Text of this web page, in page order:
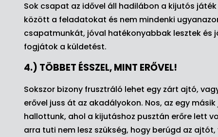
Sok csapat az idővel áll hadilábon a kijutós
között a feladatokat és nem mindenki
csapatmunkát, jóval hatékonyabbak lesztek és
fogjátok a küldetést.
4.) TÖBBET ÉSSZEL, MINT ERŐVEL!
Sokszor bizony frusztráló lehet egy zárt ajtó,
erővel juss át az akadályokon. Nos, az egy
hallottunk, ahol a kijutáshoz pusztán erőre lett
arra tuti nem lesz szükség, hogy berúgd az